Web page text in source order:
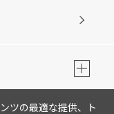
ツの最適な提供、ト